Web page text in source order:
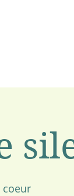
coeur